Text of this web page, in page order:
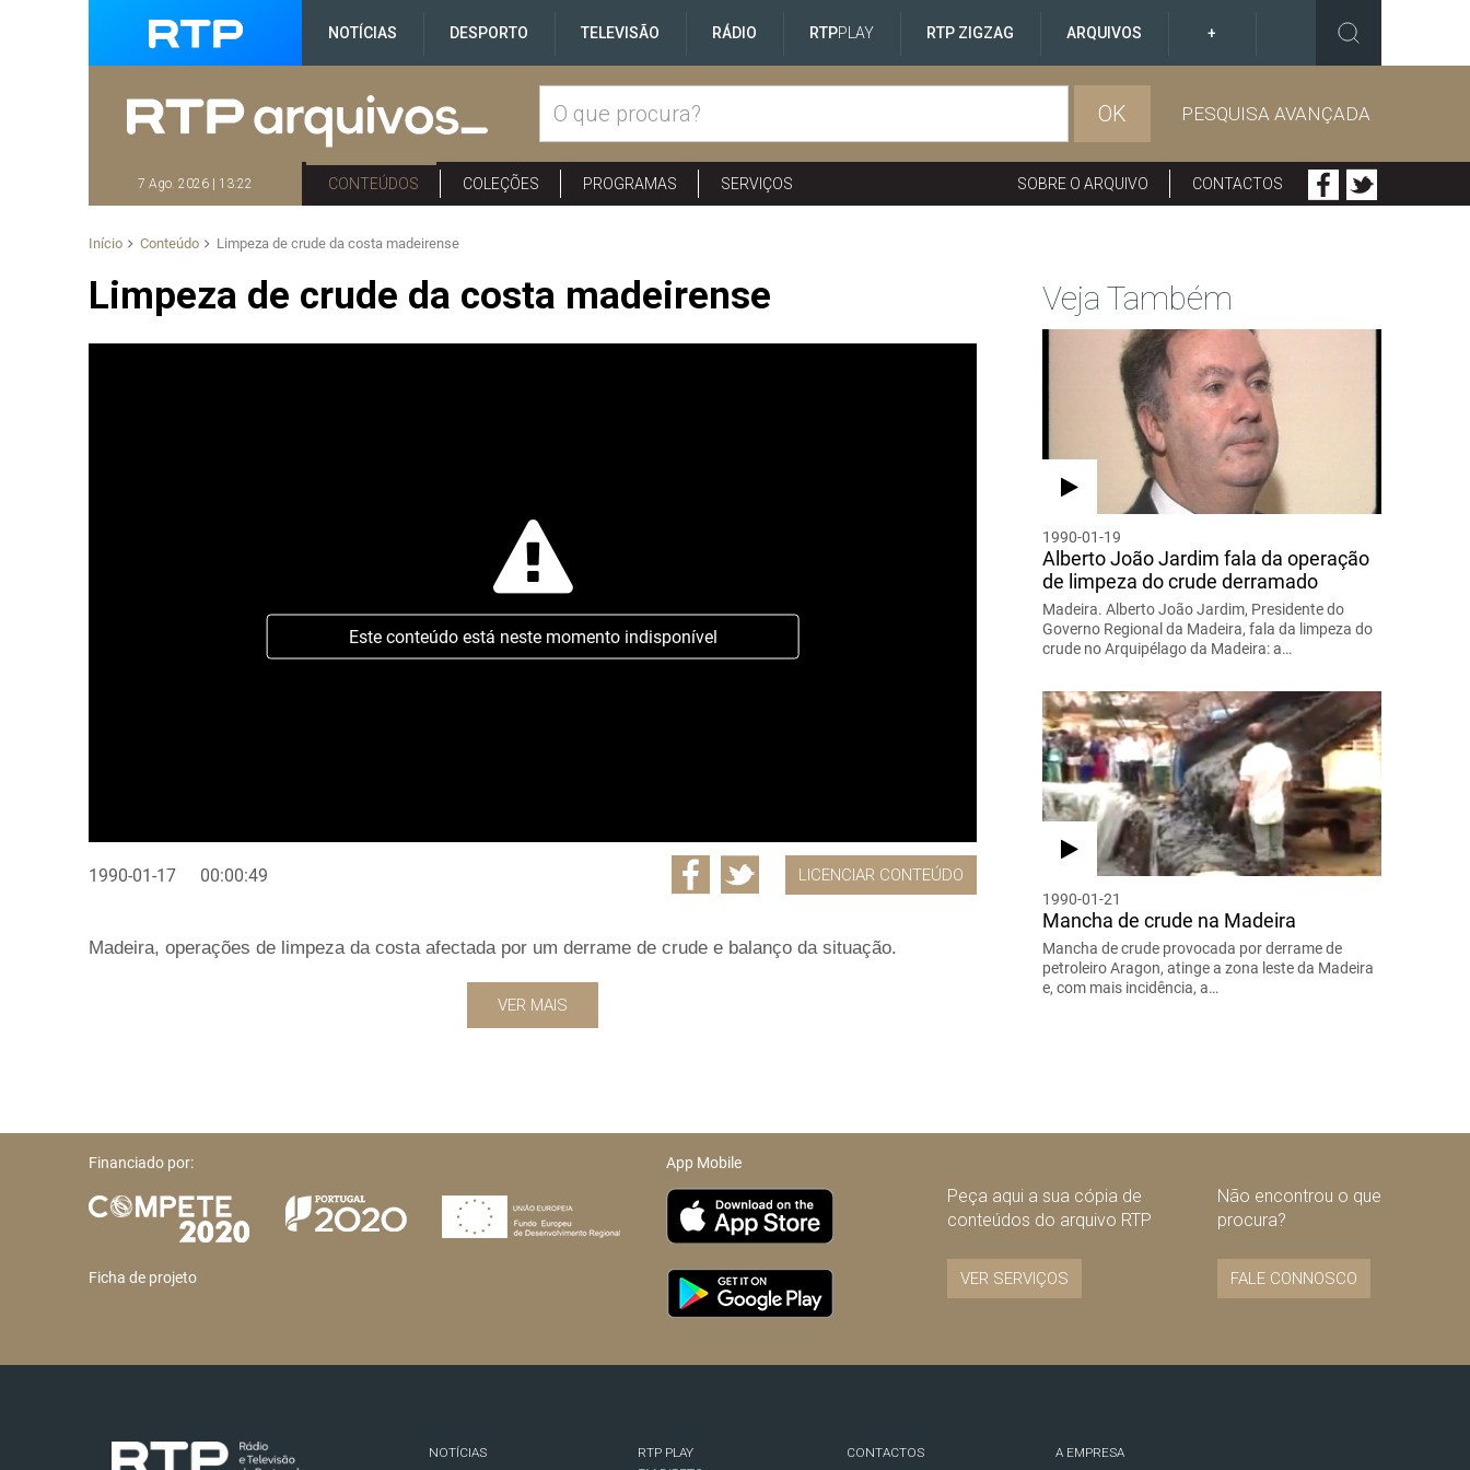
NOTÍCIAS DESPORTO TELEVISÃO RÁDIO RTPPLAY RTP ZIGZAG ARQUIVOS +
OK PESQUISA AVANÇADA
7 Ago. 2026 | 13:22 CONTEÚDOS COLEÇÕES PROGRAMAS SERVIÇOS SOBRE O ARQUIVO CONTACTOS
Início Conteúdo Limpeza de crude da costa madeirense
Limpeza de crude da costa madeirense
Este conteúdo está neste momento indisponível
1990-01-17 00:00:49 LICENCIAR CONTEÚDO
Madeira, operações de limpeza da costa afectada por um derrame de crude e balanço da situação.
VER MAIS
Veja Também
1990-01-19
Alberto João Jardim fala da operação
de limpeza do crude derramado
Madeira. Alberto João Jardim, Presidente do
Governo Regional da Madeira, fala da limpeza do
crude no Arquipélago da Madeira: a…
1990-01-21
Mancha de crude na Madeira
Mancha de crude provocada por derrame de
petroleiro Aragon, atinge a zona leste da Madeira
e, com mais incidência, a…
Financiado por:
Ficha de projeto
App Mobile
Peça aqui a sua cópia de
conteúdos do arquivo RTP
VER SERVIÇOS
Não encontrou o que
procura?
FALE CONNOSCO
NOTÍCIAS
RTP PLAY
CONTACTOS
A EMPRESA